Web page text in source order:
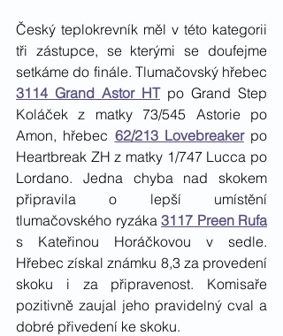
Český teplokrevník měl v této kategorii
tři zástupce, se kterými se doufejme
3114 Grand Astor HT po Grand Step
Koláček z matky 73/545 Astorie po
Amon, hřebec 62/213 Lovebreaker po
Heartbreak ZH z matky 1/747 Lucca po
Lordano. Jedna chyba nad skokem
připravila o lepší umístění
tlumačovského ryzáka 3117 Preen Rufa
s Kateřinou Horáčkovou v sedle.
Hřebec získal známku 8,3 za provedení
skoku i za připravenost. Komisaře
pozitivně zaujal jeho pravidelný cval a
dobré přivedení ke skoku.